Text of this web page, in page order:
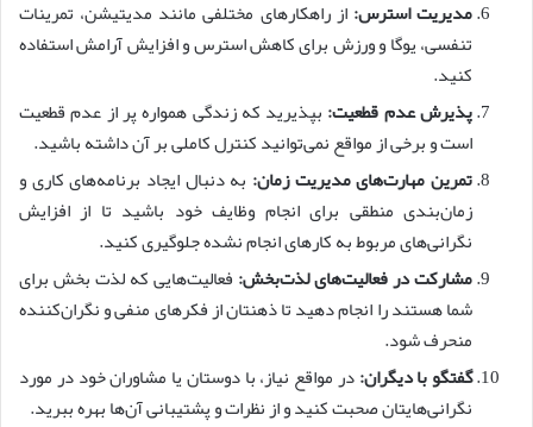
مدیریت استرس: از راهکارهای مختلفی مانند مدیتیشن، تمرینات
تنفسی، یوگا و ورزش برای کاهش استرس و افزایش آرامش استفاده
کنید.
پذیرش عدم قطعیت: بپذیرید که زندگی همواره پر از عدم قطعیت
است و برخی از مواقع نمی‌توانید کنترل کاملی بر آن داشته باشید.
تمرین مهارت‌های مدیریت زمان: به دنبال ایجاد برنامه‌های کاری و
زمان‌بندی منطقی برای انجام وظایف خود باشید تا از افزایش
نگرانی‌های مربوط به کارهای انجام نشده جلوگیری کنید.
مشارکت در فعالیت‌های لذت‌بخش: فعالیت‌هایی که لذت بخش برای
شما هستند را انجام دهید تا ذهنتان از فکرهای منفی و نگران‌کننده
منحرف شود.
گفتگو با دیگران:در مواقع نیاز، با دوستان یا مشاوران خود در مورد
نگرانی‌هایتان صحبت کنید و از نظرات و پشتیبانی آن‌ها بهره ببرید.